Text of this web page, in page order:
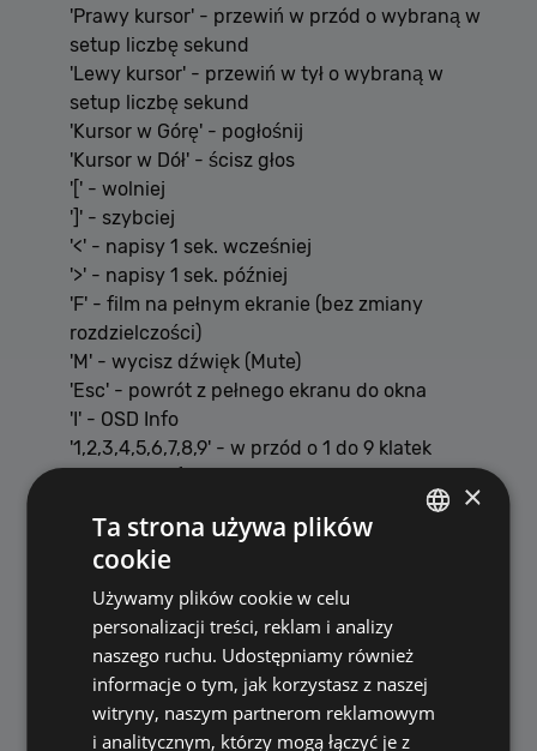
'Prawy kursor' - przewiń w przód o wybraną w
setup liczbę sekund
'Lewy kursor' - przewiń w tył o wybraną w
setup liczbę sekund
'Kursor w Górę' - pogłośnij
'Kursor w Dół' - ścisz głos
'[' - wolniej
']' - szybciej
'<' - napisy 1 sek. wcześniej
'>' - napisy 1 sek. później
'F' - film na pełnym ekranie (bez zmiany
rozdzielczości)
'M' - wycisz dźwięk (Mute)
'Esc' - powrót z pełnego ekranu do okna
'I' - OSD Info
'1,2,3,4,5,6,7,8,9' - w przód o 1 do 9 klatek
'O' - otwórz film
'+' - zwiększ jasność
'-' - zmniejsz jasność
'L' - pokaż PlayListę
'Z' - minimalizuj program
'F10' - zabezpiecz plik AVI, a nikt nie znający
hasła go nie obejrzy
'F12' - zrób zdjęcie (snapshot) z filmu
×
Ta strona używa plików
cookie
Używamy plików cookie w celu
personalizacji treści, reklam i analizy
naszego ruchu. Udostępniamy również
informacje o tym, jak korzystasz z naszej
witryny, naszym partnerom reklamowym
i analitycznym, którzy mogą łączyć je z